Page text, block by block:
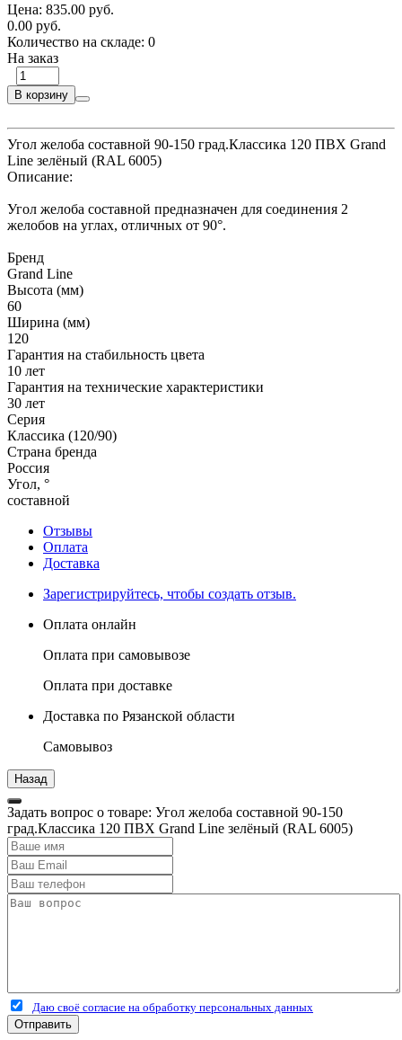
Цена: 835.00 руб.
0.00 руб.
Количество на складе: 0
На заказ
В корзину
Угол желоба составной 90-150 град.Классика 120 ПВХ Grand
Line зелёный (RAL 6005)
Описание:
Угол желоба составной предназначен для соединения 2
желобов на углах, отличных от 90°.
Бренд
Grand Line
Высота (мм)
60
Ширина (мм)
120
Гарантия на стабильность цвета
10 лет
Гарантия на технические характеристики
30 лет
Серия
Классика (120/90)
Страна бренда
Россия
Угол, °
составной
Отзывы
Оплата
Доставка
Зарегистрируйтесь, чтобы создать отзыв.
Оплата онлайн
Оплата при самовывозе
Оплата при доставке
Доставка по Рязанской области
Самовывоз
Задать вопрос о товаре: Угол желоба составной 90-150
град.Классика 120 ПВХ Grand Line зелёный (RAL 6005)
Даю своё согласие на обработку персональных данных
Отправить